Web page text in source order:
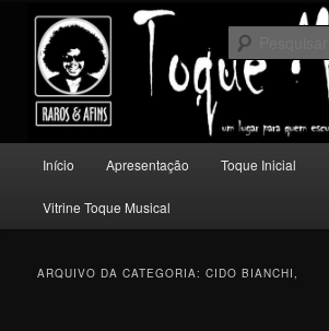
conteúdo
principal
conteúdo
secundário
Toque Musical
Um lugar para quem escuta música com outros
principal
Início Apresentação Toque Inicial
Vitrine Toque Musical
ARQUIVO DA CATEGORIA:CIDO BIANCHI,